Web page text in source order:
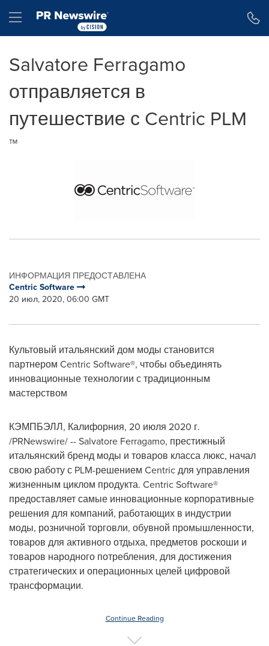
Hamburger menu
Salvatore Ferragamo
отправляется в
путешествие с Centric PLM
™
ИНФОРМАЦИЯ ПРЕДОСТАВЛЕНА
Centric Software
20 июл, 2020, 06:00 GMT
Культовый итальянский дом моды становится
партнером Centric Software®, чтобы объединять
инновационные технологии с традиционным
мастерством
КЭМПБЭЛЛ, Калифорния, 20 июля 2020 г.
/PRNewswire/ -- Salvatore Ferragamo, престижный
итальянский бренд моды и товаров класса люкс, начал
свою работу с PLM-решением Centric для управления
жизненным циклом продукта. Centric Software®
предоставляет самые инновационные корпоративные
решения для компаний, работающих в индустрии
моды, розничной торговли, обувной промышленности,
товаров для активного отдыха, предметов роскоши и
товаров народного потребления, для достижения
стратегических и операционных целей цифровой
трансформации.
Continue Reading